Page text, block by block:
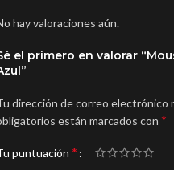
hay valoraciones aún.
el primero en valorar
dirección de correo electrónico
están marcados con *
puntuación *